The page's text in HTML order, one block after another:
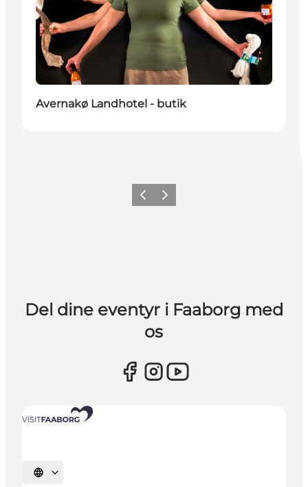
Avernakø Landhotel - butik
Forrige billede
Næste billede
Del dine eventyr i Faaborg med
os
Vælg sprog